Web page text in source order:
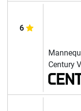
6
Century